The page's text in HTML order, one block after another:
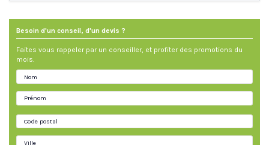
Besoin d'un conseil, d'un devis ?
Faites vous rappeler par un conseiller, et profiter des promotions du
mois.